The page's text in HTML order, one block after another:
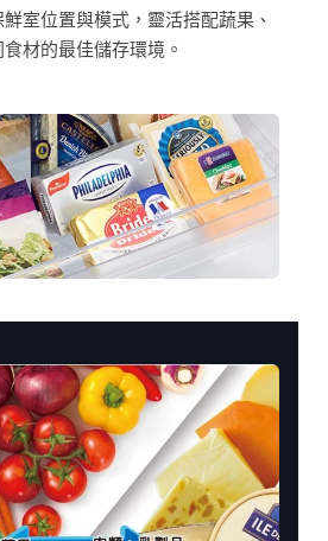
室位置與模式，靈活搭配蔬果、
材的最佳儲存環境。